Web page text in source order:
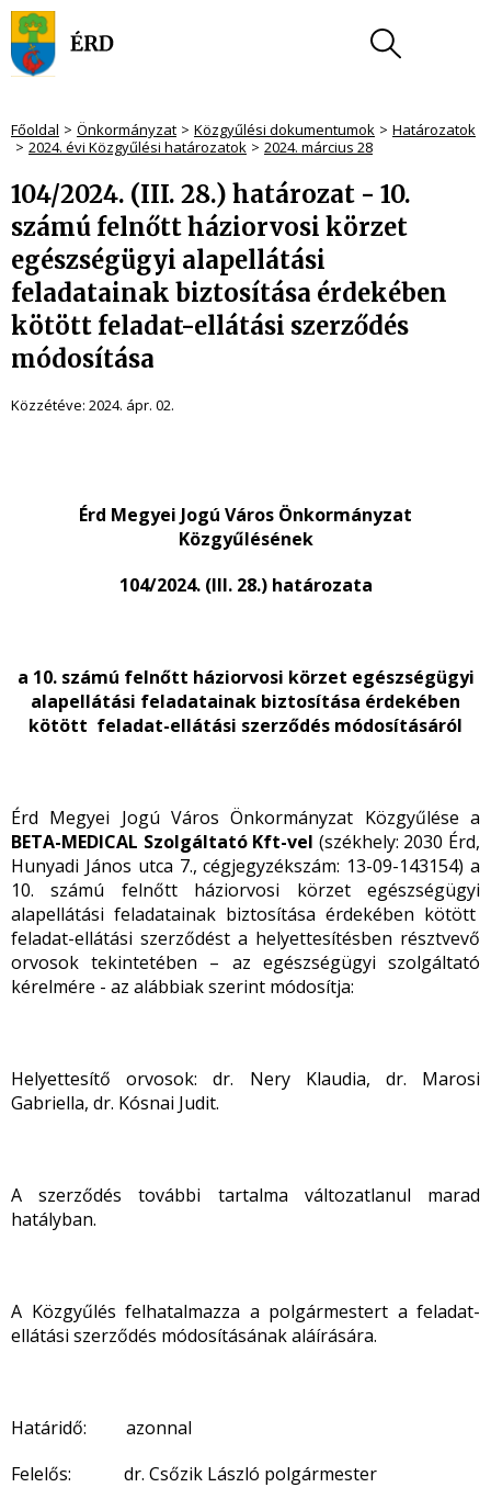
Főoldal Önkormányzat Közgyűlési dokumentumok
Határozatok
2024. évi Közgyűlési határozatok
2024. március 28
104/2024. (III. 28.) határozat - 10.
számú felnőtt háziorvosi körzet
egészségügyi alapellátási
feladatainak biztosítása érdekében
kötött feladat-ellátási szerződés
módosítása
Közzétéve: 2024. ápr. 02.
Érd Megyei Jogú Város Önkormányzat
Közgyűlésének
104/2024. (III. 28.) határozata
a 10. számú felnőtt háziorvosi körzet egészségügyi
alapellátási feladatainak biztosítása érdekében
kötött feladat-ellátási szerződés módosításáról
Érd Megyei Jogú Város Önkormányzat Közgyűlése a
BETA-MEDICAL Szolgáltató Kft-vel (székhely: 2030 Érd,
Hunyadi János utca 7., cégjegyzékszám: 13-09-143154) a
10. számú felnőtt háziorvosi körzet egészségügyi
alapellátási feladatainak biztosítása érdekében kötött
feladat-ellátási szerződést a helyettesítésben résztvevő
orvosok tekintetében – az egészségügyi szolgáltató
kérelmére - az alábbiak szerint módosítja:
Helyettesítő orvosok: dr. Nery Klaudia, dr. Marosi
Gabriella, dr. Kósnai Judit.
A szerződés további tartalma változatlanul marad
hatályban.
A Közgyűlés felhatalmazza a polgármestert a feladat-
ellátási szerződés módosításának aláírására.
Határidő: azonnal
Felelős: dr. Csőzik László polgármester